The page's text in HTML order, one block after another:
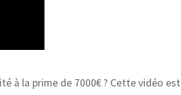
à la prime de 7000€ ? Cette vidéo est